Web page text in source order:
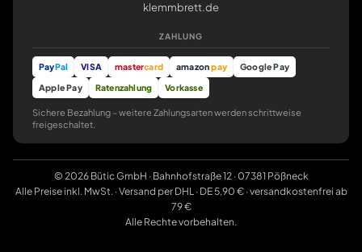
klemmbrett.de
ZAHLUNG
PayPal VISA mastercard amazonpay
Google Pay
Apple Pay
Ratenzahlung Vorkasse
Sichere Bezahlung – weitere Zahlungsarten werden schrittweise
freigeschaltet.
© 2026 Bütic GmbH · Bahnhofstraße 12 · 07381 Pößneck
Alle Preise inkl. MwSt. · Versand per DHL · DE 5,90 € · versandkostenfrei ab
79 €
Alle Rechte vorbehalten.